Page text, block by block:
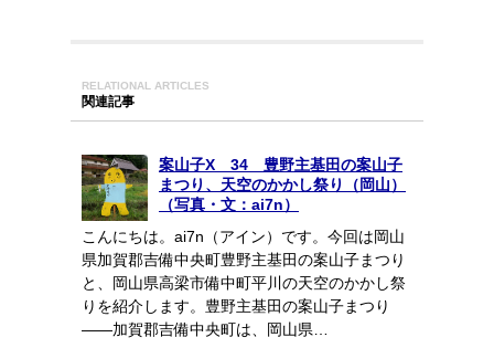
RELATIONAL ARTICLES
関連記事
案山子X 34 豊野主基田の案山子
まつり、天空のかかし祭り（岡山）
（写真・文：ai7n）
こんにちは。ai7n（アイン）です。今回は岡山
県加賀郡吉備中央町豊野主基田の案山子まつり
と、岡山県高梁市備中町平川の天空のかかし祭
りを紹介します。豊野主基田の案山子まつり
――加賀郡吉備中央町は、岡山県…